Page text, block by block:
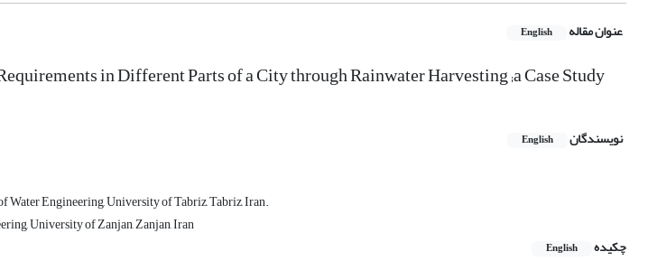
عنوان مقاله English
in Different Parts of a City through Rainwater Harvesting ;a Case Study
نویسندگان English
Water Engineering, University of Tabriz, Tabriz, Iran.
University of Zanjan, Zanjan, Iran
چکیده
English